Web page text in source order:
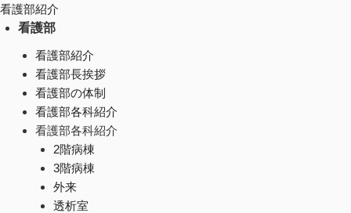
看護部紹介
看護部
看護部紹介
看護部長挨拶
看護部の体制
看護部各科紹介
看護部各科紹介
2階病棟
3階病棟
外来
透析室